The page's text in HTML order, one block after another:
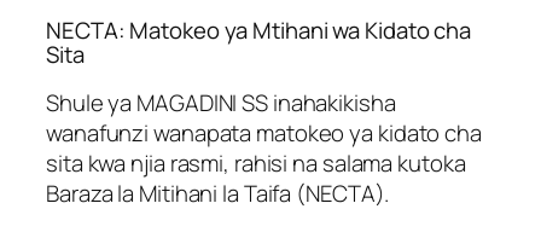
NECTA: Matokeo ya Mtihani wa Kidato cha
Sita
Shule ya MAGADINI SS inahakikisha
wanafunzi wanapata matokeo ya kidato cha
sita kwa njia rasmi, rahisi na salama kutoka
Baraza la Mitihani la Taifa (NECTA).